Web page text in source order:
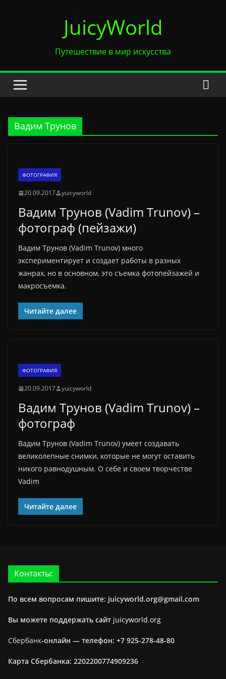
JuicyWorld
Путешествие в мир искусства
Вадим Трунов
ФОТОГРАФИЯ
20.09.2017 yuicyworld
Вадим Трунов (Vadim Trunov) –
фотограф (пейзажи)
Вадим Трунов (Vadim Trunov) много
экспериментирует и создает работы в разных
жанрах, но в основном, это съемка фотопейзажей и
макросъемка.
Читайте далее
ФОТОГРАФИЯ
20.09.2017 yuicyworld
Вадим Трунов (Vadim Trunov) –
фотограф
Вадим Трунов (Vadim Trunov) умеет создавать
великолепные снимки, которые не могут оставить
никого равнодушным. О себе и своем творчестве
Vadim
Читайте далее
Контакты:
По всем вопросам пишите: juicyworld.org@gmail.com
Вы можете поддержать сайт juicyworld.org
Сбербанк-онлайн — телефон: +7 925-278-48-80
Карта Сбербанка: 2202200774909236